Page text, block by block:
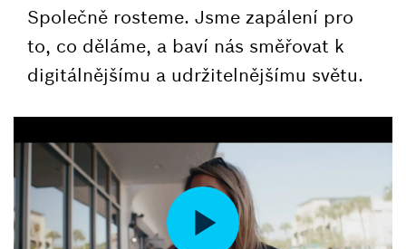
Společně rosteme. Jsme zapálení pro
to, co děláme, a baví nás směřovat k
digitálnějšímu a udržitelnějšímu světu.